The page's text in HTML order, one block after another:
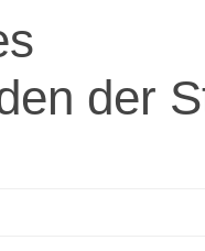
der